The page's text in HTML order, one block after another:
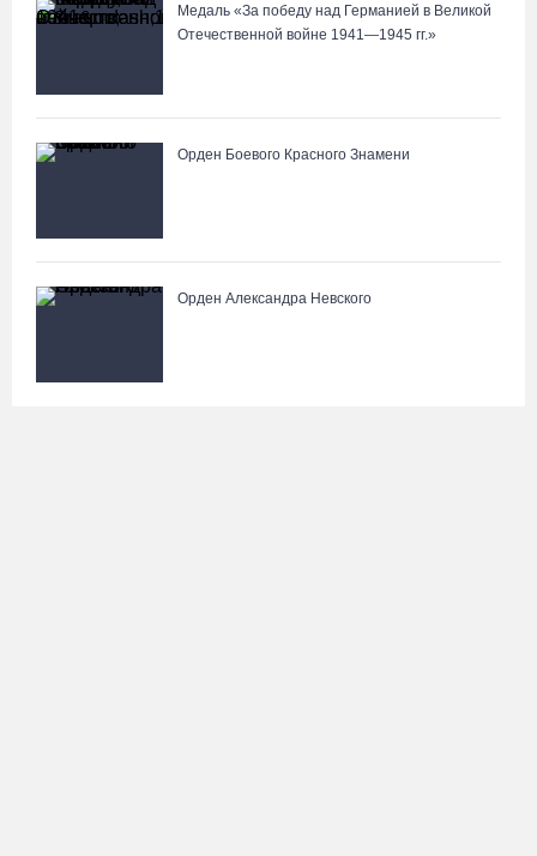
Медаль «За победу над Германией в Великой
Отечественной войне 1941—1945 гг.»
Орден Боевого Красного Знамени
Орден Александра Невского